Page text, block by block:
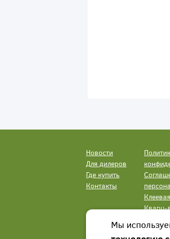
Новости
Для дилеров
Где купить
Контакты
Кварц-
Мы